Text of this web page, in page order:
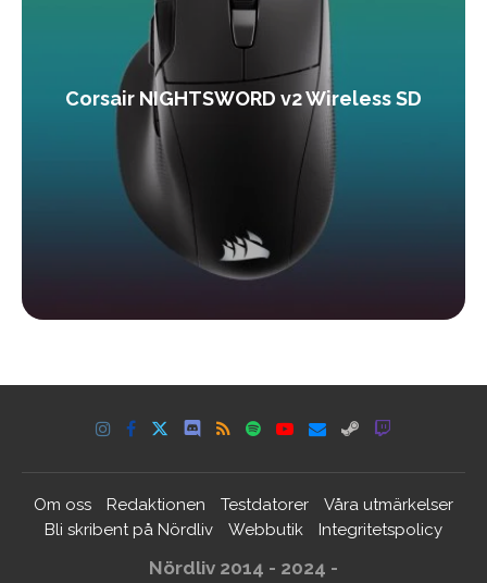
Corsair NIGHTSWORD v2 Wireless SD
Om oss Redaktionen Testdatorer
Våra utmärkelser
Bli skribent på Nördliv
Webbutik Integritetspolicy
Nördliv 2014 - 2024 -